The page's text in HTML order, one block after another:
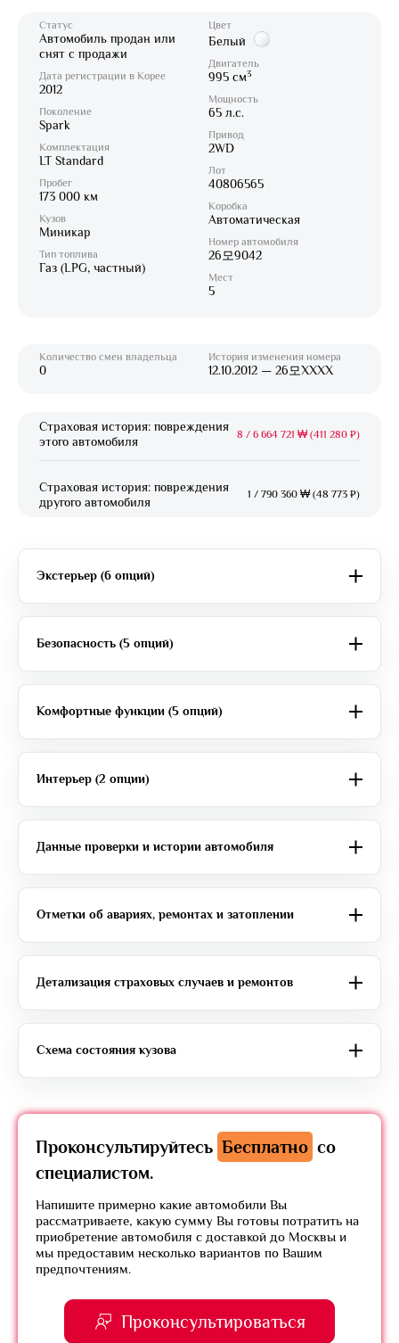
Статус
Автомобиль продан или
снят с продажи
Дата регистрации в Корее
2012
Поколение
Spark
Комплектация
LT Standard
Пробег
173 000 км
Кузов
Миникар
Тип топлива
Газ (LPG, частный)
Цвет
Белый
Двигатель
995 см3
Мощность
65 л.с.
Привод
2WD
Лот
40806565
Коробка
Автоматическая
Номер автомобиля
26모9042
Мест
5
Количество смен владельца
0
История изменения номера
12.10.2012 — 26모XXXX
Страховая история: повреждения
этого автомобиля
8 / 6 664 721 ₩ (411 280 ₽)
Страховая история: повреждения
другого автомобиля
1 / 790 360 ₩ (48 773 ₽)
Экстерьер (6 опций)
Безопасность (5 опций)
Комфортные функции (5 опций)
Интерьер (2 опции)
Данные проверки и истории автомобиля
Отметки об авариях, ремонтах и затоплении
Детализация страховых случаев и ремонтов
Схема состояния кузова
Проконсультируйтесь Бесплатно со
специалистом.
Напишите примерно какие автомобили Вы
рассматриваете, какую сумму Вы готовы потратить на
приобретение автомобиля с доставкой до Москвы и
мы предоставим несколько вариантов по Вашим
предпочтениям.
Проконсультироваться